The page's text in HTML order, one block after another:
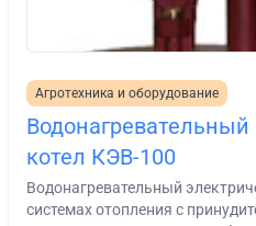
Агротехника и оборудование
Водонагревательный
котел КЭВ-100
Водонагревательный
системах отопления с